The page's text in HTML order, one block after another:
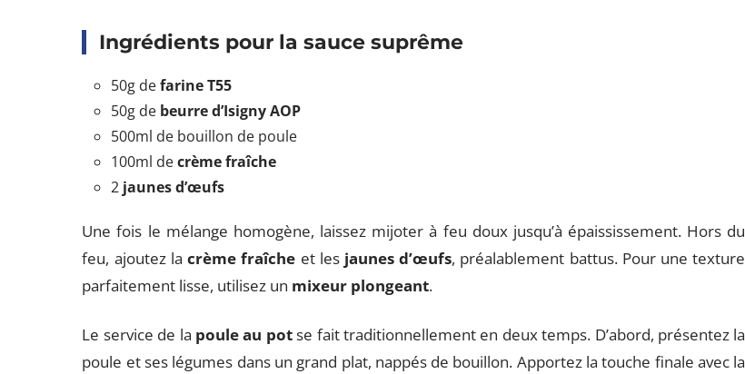
Ingrédients pour la sauce suprême
50g defarine T55
50g de beurre d’Isigny AOP
500ml de bouillon de poule
100ml decrème fraîche
2 jaunes d’œufs
Une fois le mélange homogène, laissez mijoter à feu doux jusqu’à épaississement. Hors du
feu, ajoutez lacrème fraîche et les jaunes d’œufs, préalablement battus. Pour une texture
parfaitement lisse, utilisez un mixeur plongeant.
Le service de la poule au potse fait traditionnellement en deux temps. D’abord, présentez la
poule et ses légumes dans un grand plat, nappés de bouillon. Apportez la touche finale avec la